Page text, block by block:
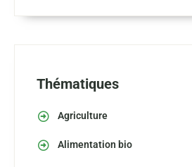
Thématiques
Agriculture
Alimentation bio